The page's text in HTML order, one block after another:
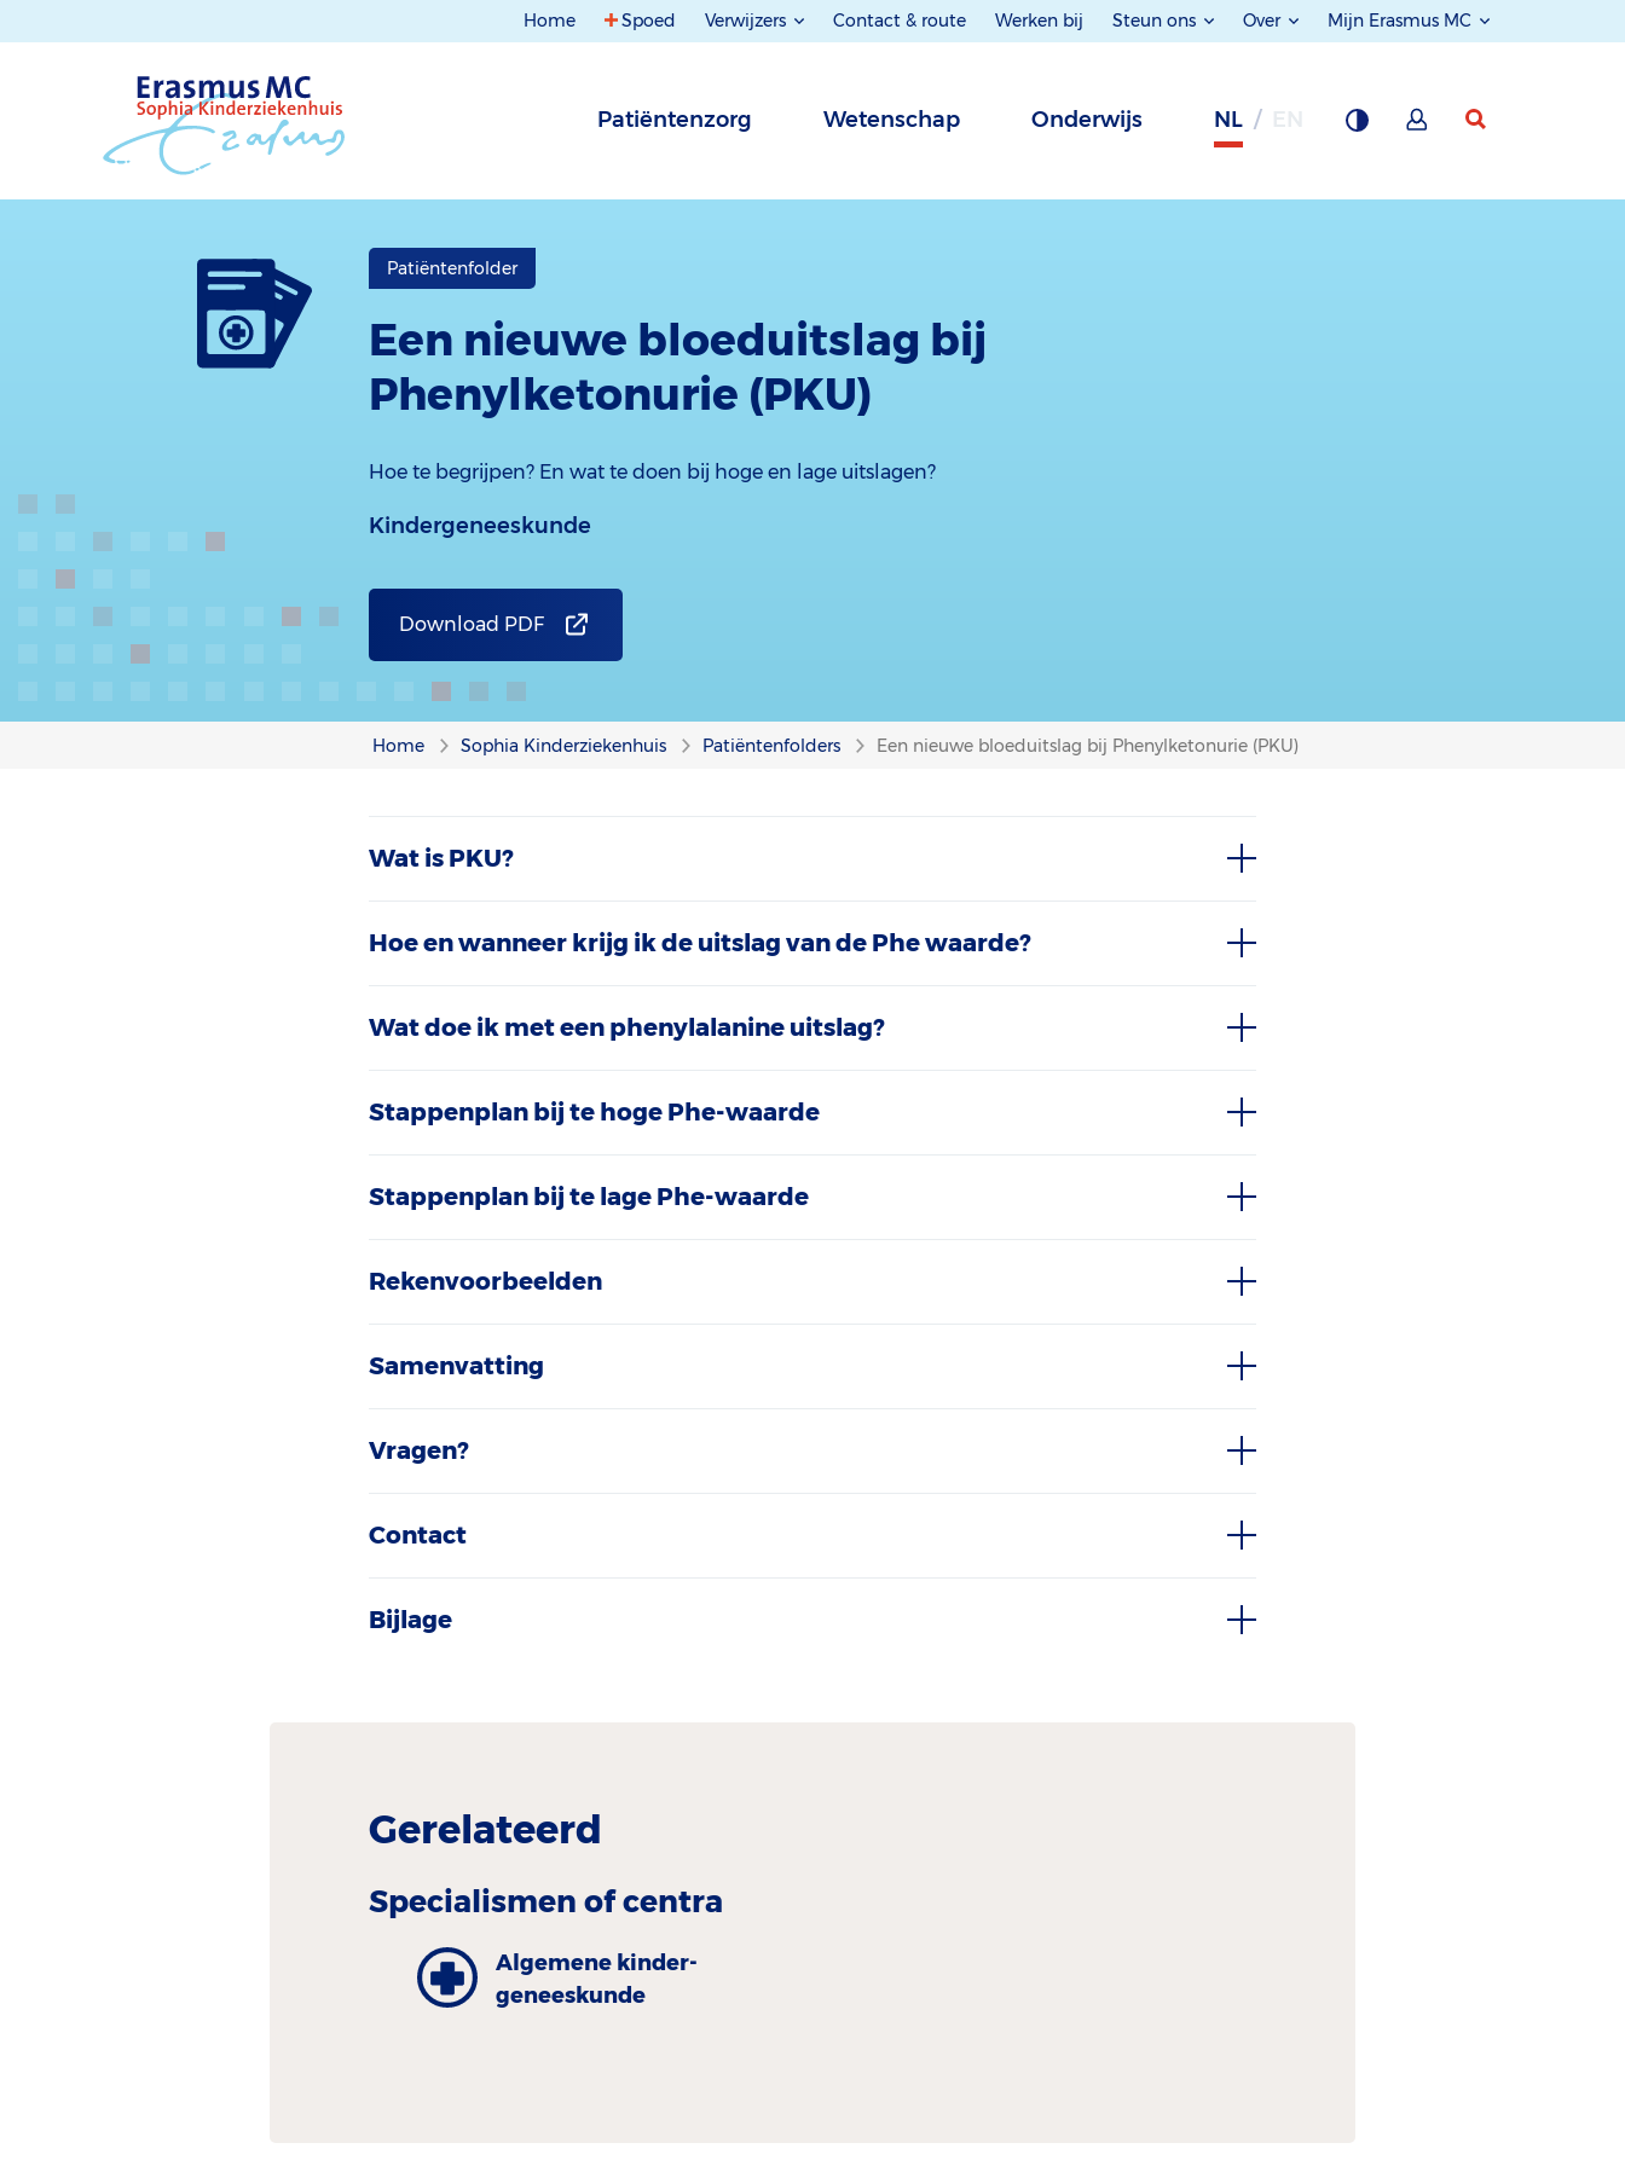
Home Spoed Verwijzers Contact & route Werken bij Steun ons Over Mijn Erasmus MC
Patiëntenzorg Wetenschap Onderwijs NL
Patiëntenfolder
Een nieuwe bloeduitslag bij
Phenylketonurie (PKU)
Hoe te begrijpen? En wat te doen bij hoge en lage uitslagen?
Kindergeneeskunde
Download PDF
Home Sophia Kinderziekenhuis Patiëntenfolders Een nieuwe bloeduitslag bij Phenylketonurie (PKU)
Wat is PKU?
Hoe en wanneer krijg ik de uitslag van de Phe waarde?
Wat doe ik met een phenylalanine uitslag?
Stappenplan bij te hoge Phe-waarde
Stappenplan bij te lage Phe-waarde
Rekenvoorbeelden
Samenvatting
Vragen?
Contact
Bijlage
Gerelateerd
Specialismen of centra
Algemene kinder­
geneeskunde